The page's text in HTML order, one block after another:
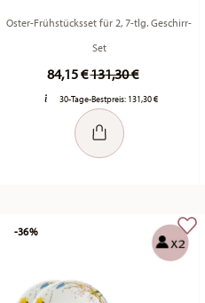
Oster-Frühstücksset für 2, 7-tlg. Geschirr-
Set
84,15 €Price reduced from
131,30 €to
30-Tage-Bestpreis: 131,30 €
-36%